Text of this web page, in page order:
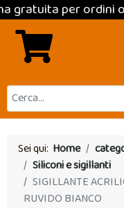
per ordini oltre
Sei qui: Home
Siliconi e sigillanti
SIGILLANTE
RUVIDO BIANCO